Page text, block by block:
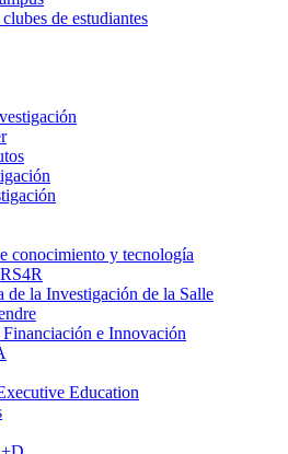
de estudiantes
conocimiento y tecnología
de la Investigación de la Salle
e Innovación
Education